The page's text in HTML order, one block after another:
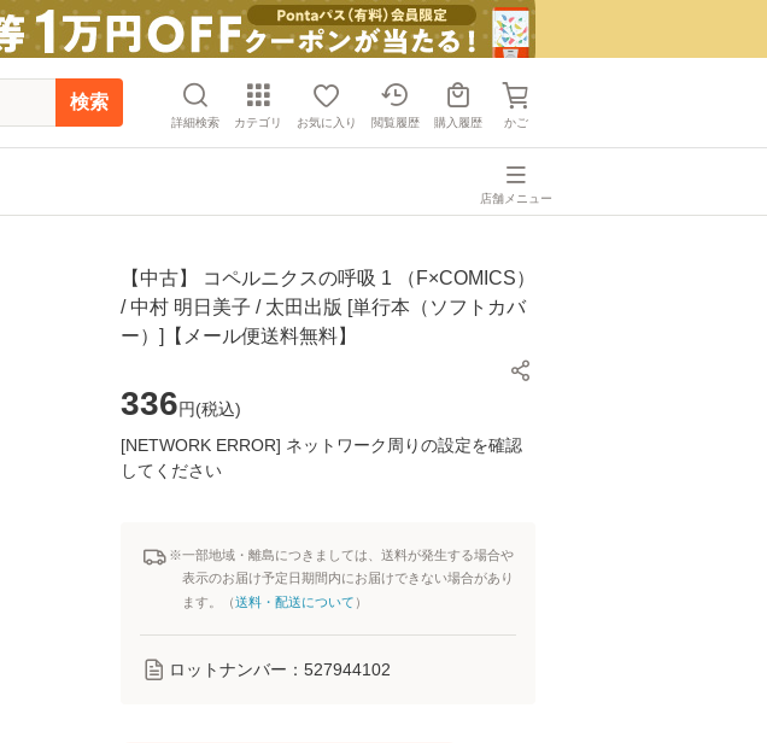
検索
詳細検索 カテゴリ お気に入り 閲覧履歴 購入履歴 かご
店舗メニュー
【中古】 コペルニクスの呼吸 1 （F×COMICS）
/ 中村 明日美子 / 太田出版 [単行本（ソフトカバ
ー）]【メール便送料無料】
336円(税込)
[NETWORK ERROR] ネットワーク周りの設定を確認
してください
※一部地域・離島につきましては、送料が発生する場合や
表示のお届け予定日期間内にお届けできない場合があり
ます。（送料・配送について ）
ロットナンバー： 527944102